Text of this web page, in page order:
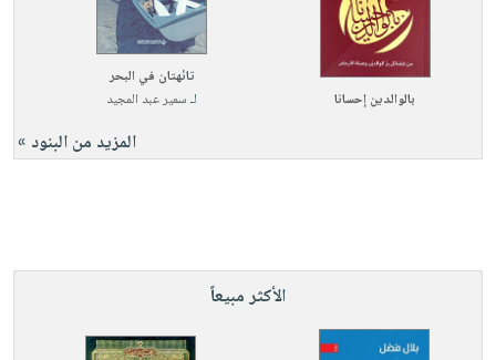
بالوالدين إحسانا
تائهتان في البحر
لـسمير عبد المجيد
المزيد من البنود »
الأكثر مبيعاً